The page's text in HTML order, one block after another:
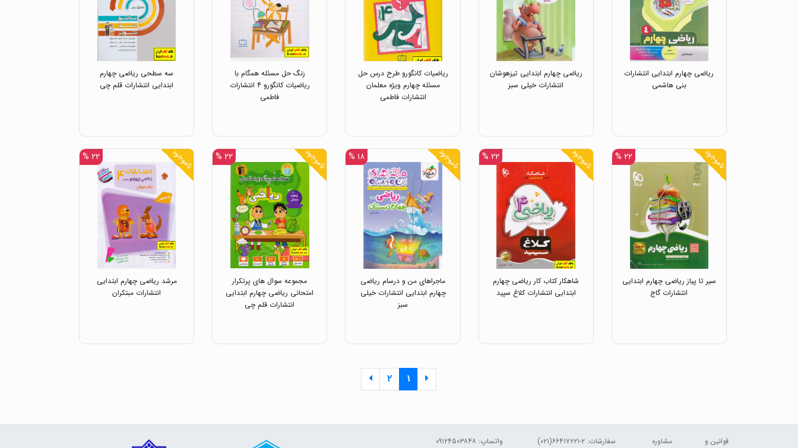
ریاضی چهارم ابتدایی انتشارات
بنی هاشمی
ریاضی چهارم ابتدایی تیزهوشان
انتشارات خیلی سبز
ریاضیات کانگورو طرح درس حل
مسئله چهارم ویژه معلمان
انتشارات فاطمی
زنگ حل مسئله همگام با
ریاضیات کانگورو ۴ انتشارات
فاطمی
سه سطحی ریاضی چهارم
ابتدایی انتشارات قلم چی
ناموجود ۲۲ %
سیر تا پیاز ریاضی چهارم ابتدایی
انتشارات گاج
ناموجود ۲۲ %
شاهکار کتاب کار ریاضی چهارم
ابتدایی انتشارات کلاغ سپید
ناموجود ۱۸ %
ماجراهای من و درسام ریاضی
چهارم ابتدایی انتشارات خیلی
سبز
ناموجود ۲۲ %
مجموعه سوال های پرتکرار
امتحانی ریاضی چهارم ابتدایی
انتشارات قلم چی
ناموجود ۲۲ %
مرشد ریاضی چهارم ابتدایی
انتشارات مبتکران
۱ ۲
قوانین و مشاوره سفارشات: ۲-۶۶۴۱۷۲۲۱(۰۲۱) واتساپ: ۰۹۱۲۴۵۰۳۸۴۸